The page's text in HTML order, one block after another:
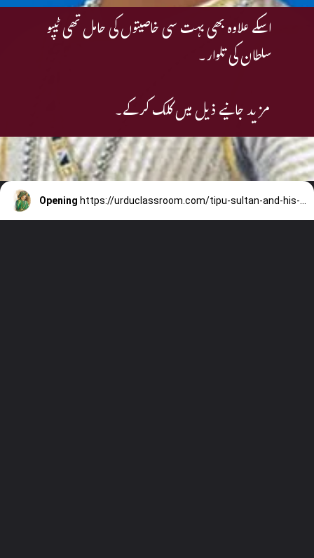
اسکے علاوہ بھی بہت سی خاصیتوں کی حامل تھی ٹیپو
سلطان کی تلوار۔
Opening https://urduclassroom.com/tipu-sultan-and-his-sword/